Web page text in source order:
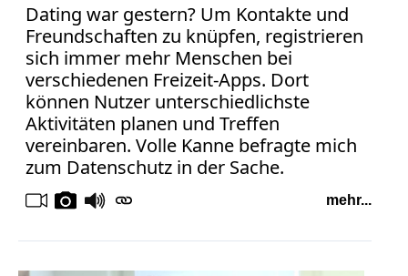
Dating war gestern? Um Kontakte und
Freundschaften zu knüpfen, registrieren
sich immer mehr Menschen bei
verschiedenen Freizeit-Apps. Dort
können Nutzer unterschiedlichste
Aktivitäten planen und Treffen
vereinbaren. Volle Kanne befragte mich
zum Datenschutz in der Sache.
mehr...